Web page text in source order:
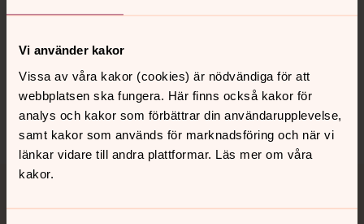
Vi använder kakor
Vissa av våra kakor (cookies) är nödvändiga för att
webbplatsen ska fungera. Här finns också kakor för
analys och kakor som förbättrar din användarupplevelse,
samt kakor som används för marknadsföring och när vi
länkar vidare till andra plattformar. Läs mer om våra
kakor.
Hitta snabbt
Sociala kanaler
Jourhavande präst